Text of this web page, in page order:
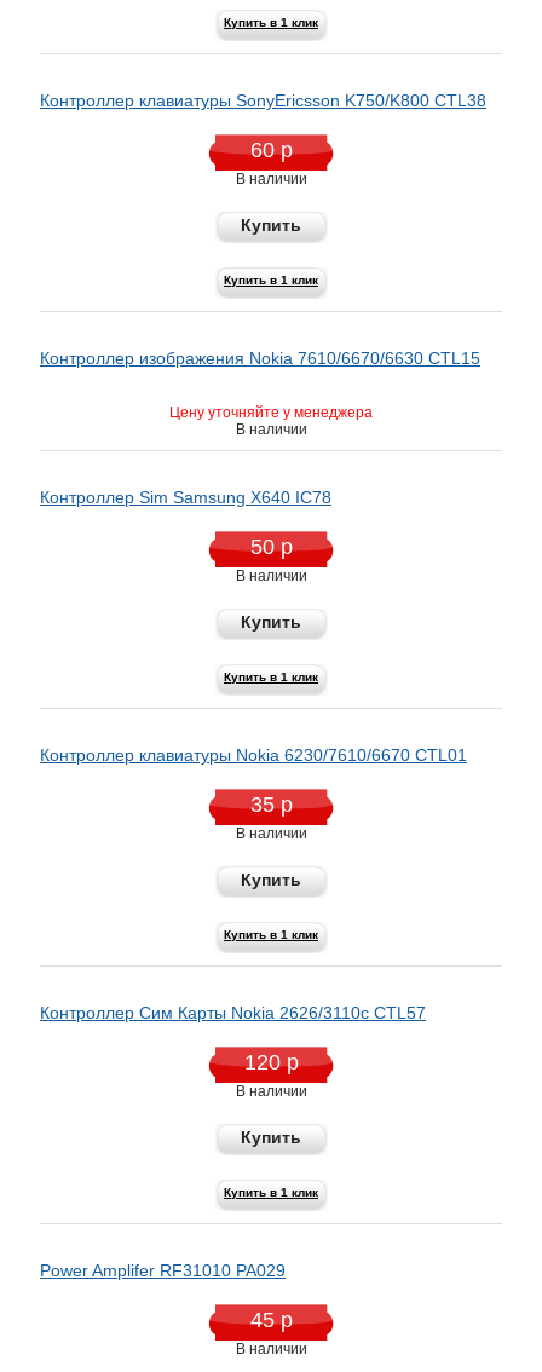
Купить в 1 клик
Контроллер клавиатуры SonyEricsson K750/K800 CTL38
60 р
В наличии
Купить
Купить в 1 клик
Контроллер изображения Nokia 7610/6670/6630 CTL15
Цену уточняйте у менеджера
В наличии
Контроллер Sim Samsung X640 IC78
50 р
В наличии
Купить
Купить в 1 клик
Контроллер клавиатуры Nokia 6230/7610/6670 CTL01
35 р
В наличии
Купить
Купить в 1 клик
Контроллер Сим Карты Nokia 2626/3110c CTL57
120 р
В наличии
Купить
Купить в 1 клик
Power Amplifer RF31010 PA029
45 р
В наличии